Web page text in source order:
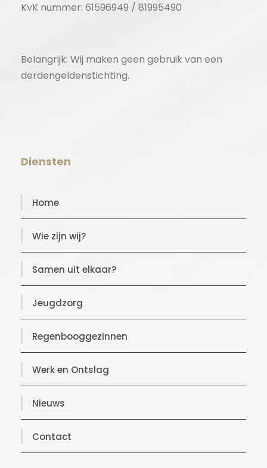
KvK nummer: 61596949 / 81995490
Belangrijk: Wij maken geen gebruik van een
derdengeldenstichting.
Diensten
Home
Wie zijn wij?
Samen uit elkaar?
Jeugdzorg
Regenbooggezinnen
Werk en Ontslag
Nieuws
Contact